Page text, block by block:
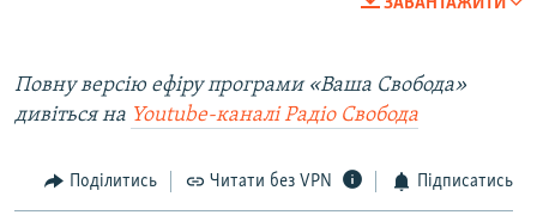
Повну версію ефіру програми «Ваша Свобода»
дивіться на Youtube-каналі Радіо Свобода
Поділитись Читати без VPN Підписатись